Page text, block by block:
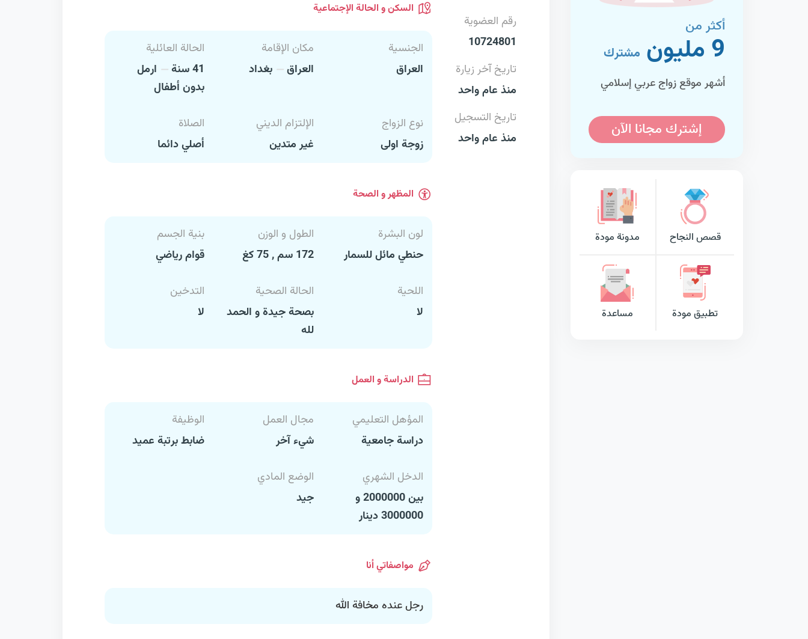
أكثر من
9 مليون مشترك
أشهر موقع زواج عربي إسلامي
إشترك مجانا الآن
قصص النجاح مدونة مودة
تطبيق مودة مساعدة
رقم العضوية
10724801
تاريخ آخر زيارة
منذ عام واحد
تاريخ التسجيل
منذ عام واحد
السكن و الحالة الإجتماعية
الجنسية
العراق
مكان الإقامة
العراق
بغداد
الحالة العائلية
41 سنة
ارمل
بدون أطفال
نوع الزواج
زوجة اولى
الإلتزام الديني
غير متدين
الصلاة
أصلي دائما
المظهر و الصحة
لون البشرة
حنطي مائل للسمار
الطول و الوزن
172 سم , 75 كغ
بنية الجسم
قوام رياضي
اللحية
لا
الحالة الصحية
بصحة جيدة و الحمد
لله
التدخين
لا
الدراسة و العمل
المؤهل التعليمي
دراسة جامعية
مجال العمل
شيء آخر
الوظيفة
ضابط برتبة عميد
الدخل الشهري
بين 2000000 و
3000000 دينار
الوضع المادي
جيد
مواصفاتي أنا
رجل عنده مخافة الله